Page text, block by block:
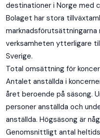
destinationer i Norge med
Bolaget har stora
verksamheten ytterligare
Sverige.
Total omsättning för
Antalet anställda i
året beroende på säsong.
personer anställda och
anställda. Högsäsong är
Genomsnittligt antal